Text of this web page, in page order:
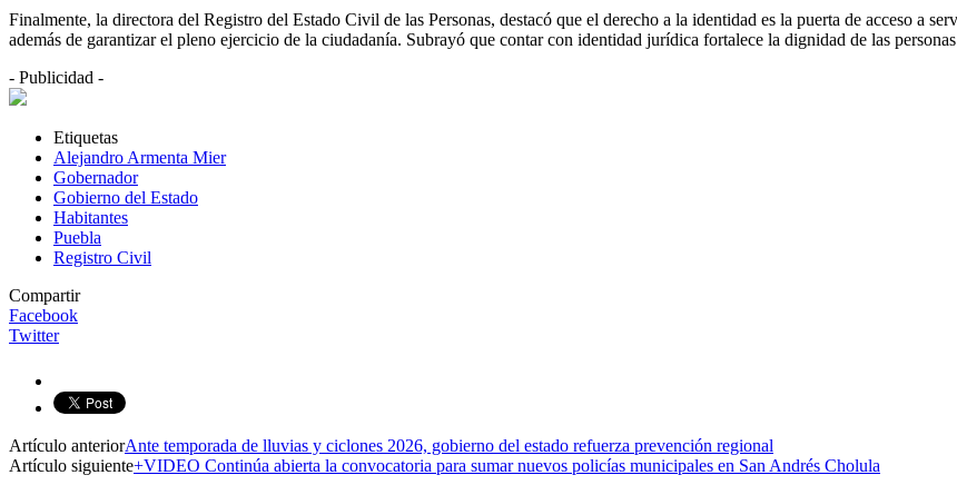
Finalmente, la directora del Registro del Estado Civil de las Personas, destacó que el derecho a la identidad es la puerta de acceso a
además de garantizar el pleno ejercicio de la ciudadanía. Subrayó que contar con identidad jurídica fortalece la dignidad de las
- Publicidad -
Etiquetas
Alejandro Armenta Mier
Gobernador
Gobierno del Estado
Habitantes
Puebla
Registro Civil
Compartir
Facebook
Twitter
Artículo anteriorAnte temporada de lluvias y ciclones 2026, gobierno del estado refuerza prevención regional
Artículo siguiente+VIDEO Continúa abierta la convocatoria para sumar nuevos policías municipales en San Andrés Cholula